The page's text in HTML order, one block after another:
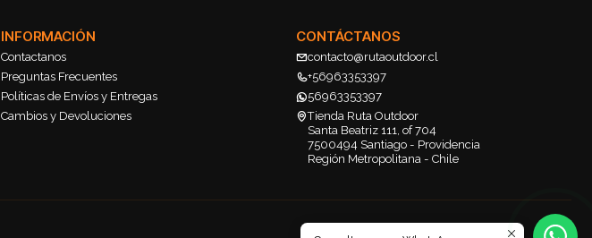
INFORMACIÓN
Contactanos
Preguntas Frecuentes
Políticas de Envíos y Entregas
Cambios y Devoluciones
CONTÁCTANOS
contacto@rutaoutdoor.cl
+56963353397
56963353397
Tienda Ruta Outdoor
Santa Beatriz 111, of 704
7500494 Santiago - Providencia
Región Metropolitana - Chile